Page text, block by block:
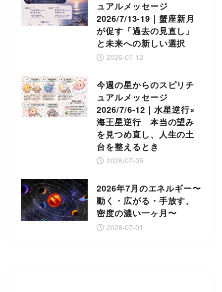
ュアルメッセージ
2026/7/13-19｜蟹座新月
が促す「過去の見直し」
と未来への新しい選択
2026-07-12
今週の星からのスピリチ
ュアルメッセージ
2026/7/6-12｜水星逆行×
海王星逆行 本当の望み
を見つめ直し、人生の土
台を整えるとき
2026-07-05
2026年7月のエネルギー〜
動く・広がる・手放す、
密度の濃い一ヶ月〜
2026-07-01